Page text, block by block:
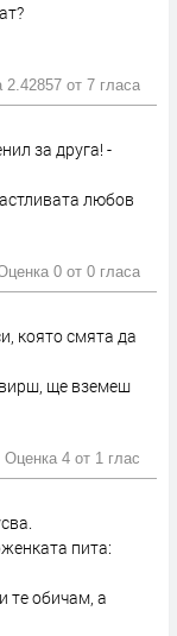
2.42857 от 7 гласа
за друга! -
любов
0 от 0 гласа
която смята да
ще вземеш
Оценка 4 от 1 глас
пита:
те обичам, а